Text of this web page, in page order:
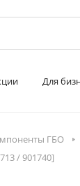
Для
ГБО
/ 901740]